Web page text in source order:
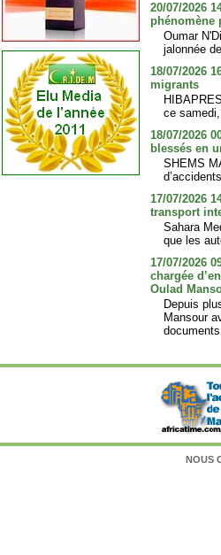
20/07/2026
phénomène
Oumar
jalonnée
18/07/2026
migrants
ce
18/07/2026
blessés en
SHEMS
17/07/2026
transport
Sahara
que les
17/07/2026
chargée
Oulad
Depuis
Mansour
NOUS